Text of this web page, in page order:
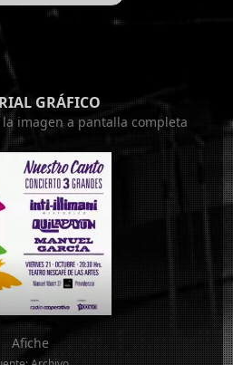
GRÁFICO
imagen a pantalla completa
Afiche